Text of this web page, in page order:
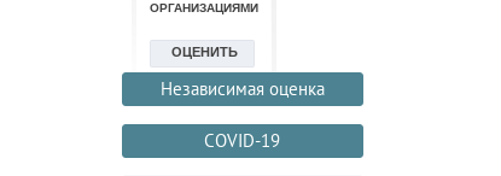
Независимая оценка
COVID-19